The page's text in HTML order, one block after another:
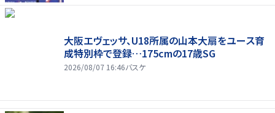
大阪エヴェッサ、U18所属の山本大扇をユース育
成特別枠で登録…175cmの17歳SG
2026/08/07 16:46バスケ